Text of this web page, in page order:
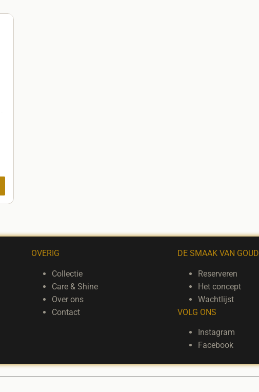
OVERIG
Collectie
Care & Shine
Over ons
Contact
DE SMAAK VAN GOUD
Reserveren
Het concept
Wachtlijst
VOLG ONS
Instagram
Facebook